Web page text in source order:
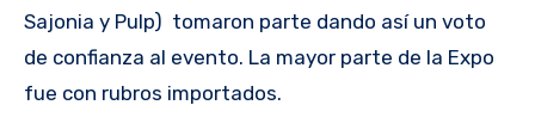
Sajonia y Pulp) tomaron parte dando así un voto
de confianza al evento. La mayor parte de la Expo
fue con rubros importados.